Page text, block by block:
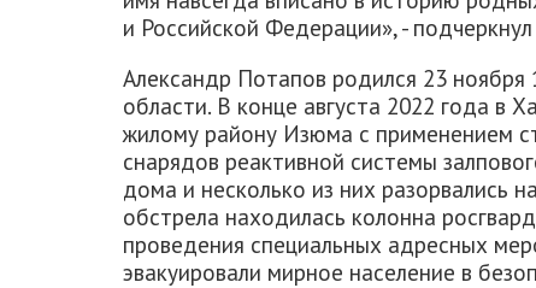
и Российской Федерации», -
Александр Потапов родился 23
области. В конце августа 2022 года в
жилому району Изюма с применением
снарядов реактивной системы
дома и несколько из них разорвались
обстрела находилась колонна
проведения специальных адресных
эвакуировали мирное население в